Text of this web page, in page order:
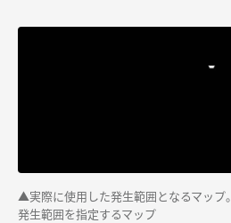
▲実際に使用した発生範囲となるマップ。
発生範囲を指定するマップ